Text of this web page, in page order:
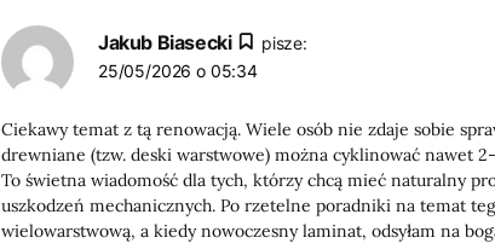
Jakub Biasecki
pisze:
25/05/2026 o 05:34
Ciekawy temat z tą renowacją. Wiele osób nie zdaje sobie
drewniane (tzw. deski warstwowe) można cyklinować nawet
To świetna wiadomość dla tych, którzy chcą mieć naturalny
uszkodzeń mechanicznych. Po rzetelne poradniki na temat
wielowarstwową, a kiedy nowoczesny laminat, odsyłam na